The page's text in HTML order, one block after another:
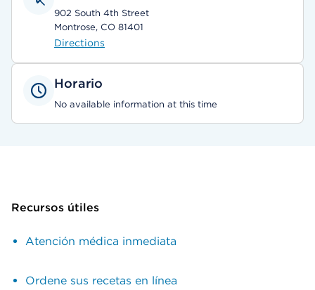
902 South 4th Street
Montrose, CO 81401
Directions
Horario
No available information at this time
Recursos útiles
Atención médica inmediata
Ordene sus recetas en línea